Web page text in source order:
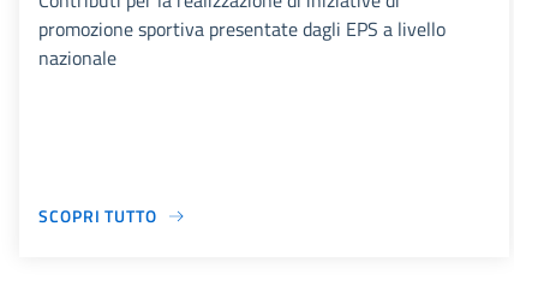
promozione sportiva presentate dagli EPS a livello
nazionale
SCOPRI TUTTO